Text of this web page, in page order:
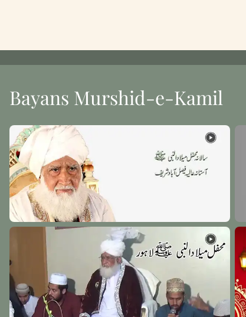
Bayans Murshid-e-Kamil